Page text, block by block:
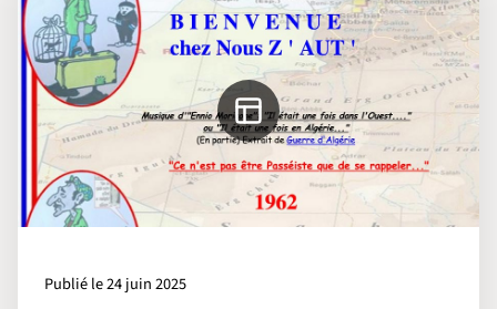
Publié le 24 juin 2025